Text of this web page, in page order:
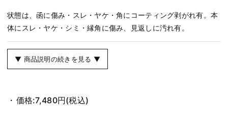
状態は、函に傷み・スレ・ヤケ・角にコーティング剥がれ有。本
体にスレ・ヤケ・シミ・縁角に傷み、見返しに汚れ有。
▼ 商品説明の続きを見る ▼
価格:7,480円(税込)